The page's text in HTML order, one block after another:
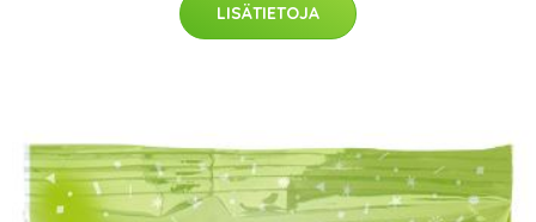
LISÄTIETOJA